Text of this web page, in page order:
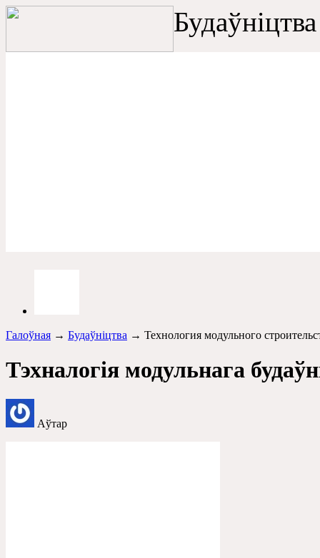
Галоўная → Будаўніцтва → Технология модульного
Тэхналогія модульнага
Аўтар